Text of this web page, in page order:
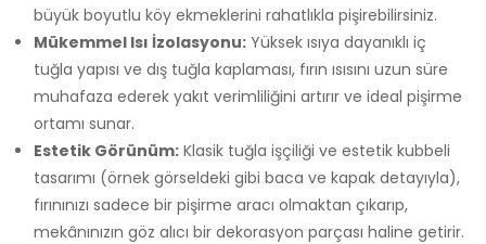
büyük boyutlu köy ekmeklerini rahatlıkla pişirebilirsiniz.
Mükemmel Isı İzolasyonu: Yüksek ısıya dayanıklı iç
tuğla yapısı ve dış tuğla kaplaması, fırın ısısını uzun süre
muhafaza ederek yakıt verimliliğini artırır ve ideal pişirme
ortamı sunar.
Estetik Görünüm: Klasik tuğla işçiliği ve estetik kubbeli
tasarımı (örnek görseldeki gibi baca ve kapak detayıyla),
fırınınızı sadece bir pişirme aracı olmaktan çıkarıp,
mekânınızın göz alıcı bir dekorasyon parçası haline getirir.